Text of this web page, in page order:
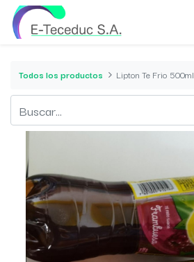
Todos los productos Lipton Te Frio 500ml